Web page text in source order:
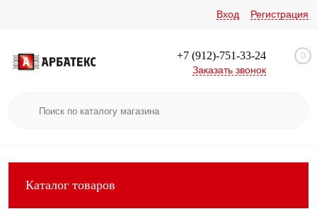
Вход Регистрация
+7 (912)-751-33-24
Заказать звонок
0
Каталог товаров